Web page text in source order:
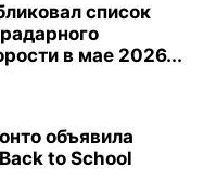
список
в мае 2026...
объявила
to School